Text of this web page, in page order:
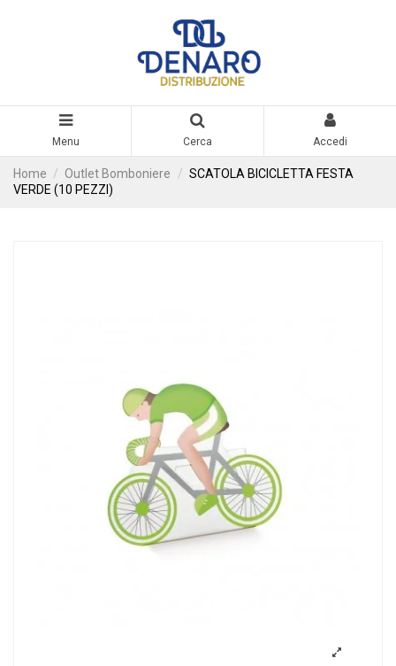
Menu Cerca Accedi
Home Outlet Bomboniere
SCATOLA BICICLETTA FESTA
VERDE (10 PEZZI)